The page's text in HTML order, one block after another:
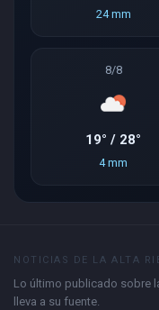
24 mm
8/8
19° / 28°
4 mm
NOTICIAS DE LA ALTA
Lo último publicado sobre
lleva a su fuente.